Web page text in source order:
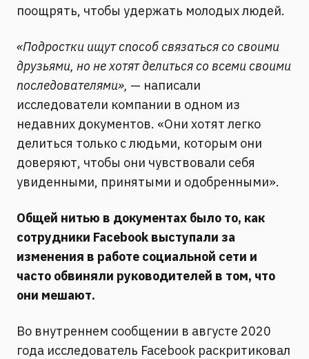
поощрять, чтобы удержать молодых людей.
«Подростки ищут способ связаться со своими
друзьями, но не хотят делиться со всеми своими
последователями», — написали
исследователи компании в одном из
недавних документов. «Они хотят легко
делиться только с людьми, которым они
доверяют, чтобы они чувствовали себя
увиденными, принятыми и одобренными».
Общей нитью в документах было то, как
сотрудники Facebook выступали за
изменения в работе социальной сети и
часто обвиняли руководителей в том, что
они мешают.
Во внутреннем сообщении в августе 2020
года исследователь Facebook раскритиковал